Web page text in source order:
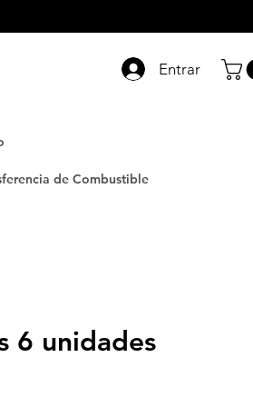
Entrar
de Combustible
6 unidades